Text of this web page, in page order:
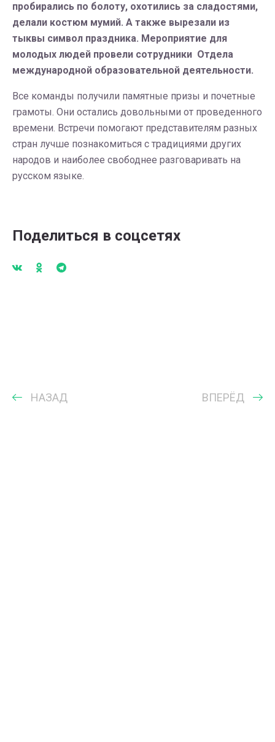
пробирались по болоту, охотились за сладостями,
делали костюм мумий. А также вырезали из
тыквы символ праздника. Мероприятие для
молодых людей провели сотрудники Отдела
международной образовательной деятельности.
Все команды получили памятные призы и почетные
грамоты. Они остались довольными от проведенного
времени. Встречи помогают представителям разных
стран лучше познакомиться с традициями других
народов и наиболее свободнее разговаривать на
русском языке.
Поделиться в соцсетях
НАЗАД ВПЕРЁД